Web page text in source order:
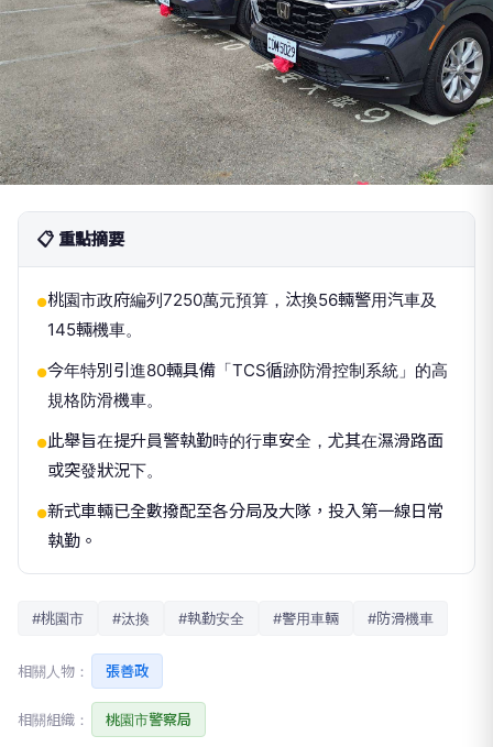
📋 重點摘要
●桃園市政府編列7250萬元預算，汰換56輛警用汽車及
145輛機車。
●今年特別引進80輛具備「TCS循跡防滑控制系統」的高
規格防滑機車。
●此舉旨在提升員警執勤時的行車安全，尤其在濕滑路面
或突發狀況下。
●新式車輛已全數撥配至各分局及大隊，投入第一線日常
執勤。
#桃園市 #汰換 #執勤安全 #警用車輛 #防滑機車
相關人物： 張善政
相關組織： 桃園市警察局